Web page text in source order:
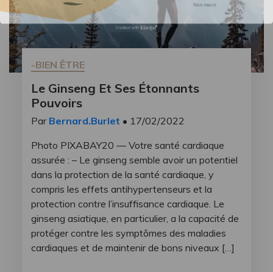
-BIEN ÊTRE
Le Ginseng Et Ses Étonnants
Pouvoirs
Par Bernard.Burlet • 17/02/2022
Photo PIXABAY20 — Votre santé cardiaque
assurée : – Le ginseng semble avoir un potentiel
dans la protection de la santé cardiaque, y
compris les effets antihypertenseurs et la
protection contre l’insuffisance cardiaque. Le
ginseng asiatique, en particulier, a la capacité de
protéger contre les symptômes des maladies
cardiaques et de maintenir de bons niveaux […]